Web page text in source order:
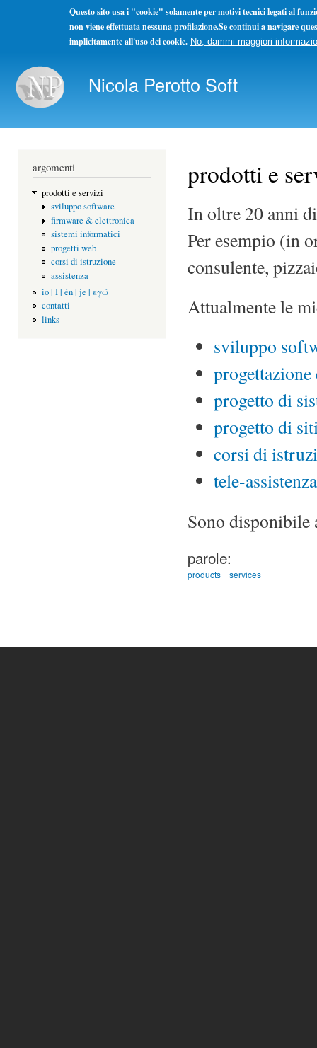
Questo sito usa i "cookie" solamente per motivi tecnici legati al
non viene effettuata nessuna profilazione.Se continui a navigare
implicitamente all'uso dei cookie. No, dammi maggiori
Nicola Perotto Soft
argomenti
prodotti e servizi
sviluppo software
firmware & elettronica
sistemi informatici
progetti web
corsi di istruzione
assistenza
io | I | én | je | εγώ
contatti
links
prodotti e
In oltre 20 anni
Per esempio (in
consulente,
Attualmente le
sviluppo
progetto di
progetto di
corsi di
tele-
Sono disponibile
parole:
products services